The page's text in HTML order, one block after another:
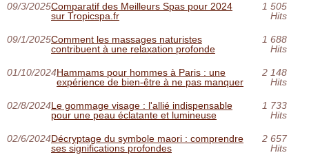
09/3/2025Comparatif des Meilleurs Spas pour 2024
sur Tropicspa.fr
1 505
Hits
09/1/2025Comment les massages naturistes
contribuent à une relaxation profonde
1 688
Hits
01/10/2024Hammams pour hommes à Paris : une
expérience de bien-être à ne pas manquer
2 148
Hits
02/8/2024Le gommage visage : l'allié indispensable
pour une peau éclatante et lumineuse
1 733
Hits
02/6/2024Décryptage du symbole maori : comprendre
ses significations profondes
2 657
Hits